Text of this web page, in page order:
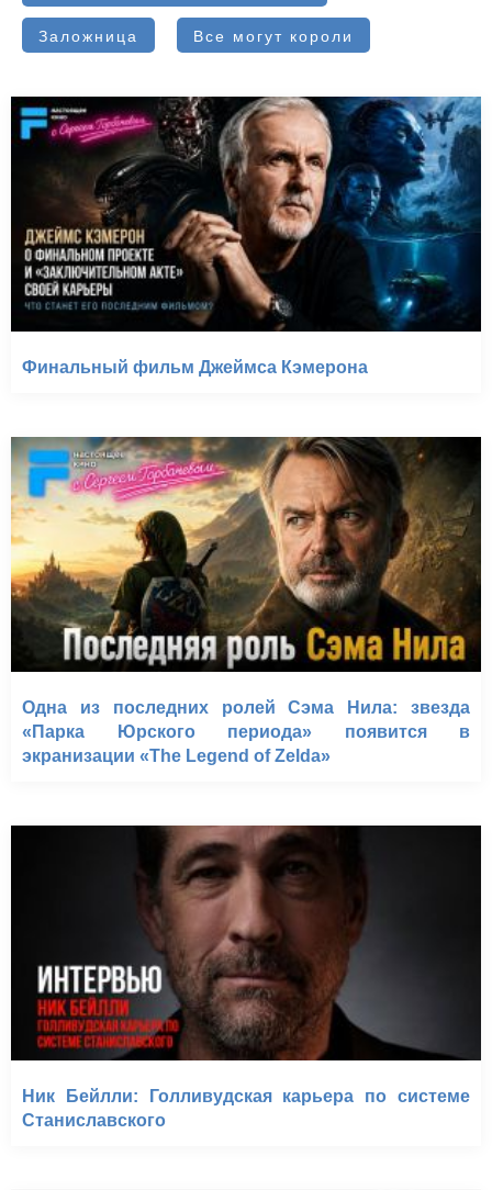
Заложница Все могут короли
Финальный фильм Джеймса Кэмерона
Одна из последних ролей Сэма Нила: звезда
«Парка Юрского периода» появится в
экранизации «The Legend of Zelda»
Ник Бейлли: Голливудская карьера по системе
Станиславского